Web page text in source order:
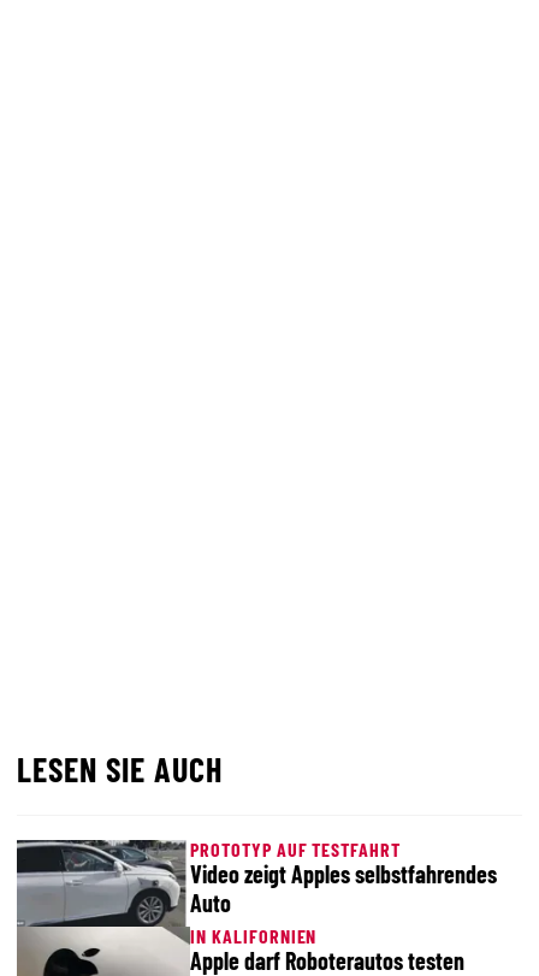
LESEN SIE AUCH
PROTOTYP AUF TESTFAHRT
Video zeigt Apples selbstfahrendes
Auto
IN KALIFORNIEN
Apple darf Roboterautos testen